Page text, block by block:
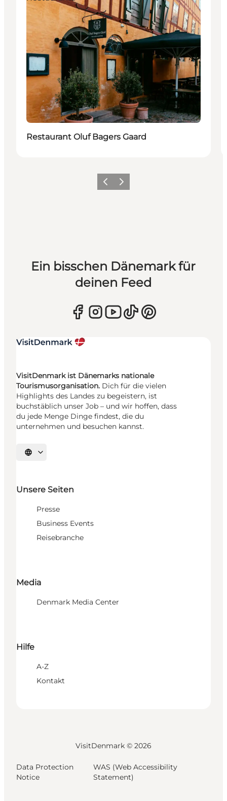
Restaurant Oluf Bagers Gaard
ZurückWeiter
Ein bisschen Dänemark für
deinen Feed
VisitDenmark ist Dänemarks nationale
Tourismusorganisation. Dich für die vielen
Highlights des Landes zu begeistern, ist
buchstäblich unser Job – und wir hoffen, dass
du jede Menge Dinge findest, die du
unternehmen und besuchen kannst.
Sprache auswählen
Unsere Seiten
Presse
Business Events
Reisebranche
Media
Denmark Media Center
Hilfe
A-Z
Kontakt
VisitDenmark © 2026
Data Protection
Notice
WAS (Web Accessibility
Statement)